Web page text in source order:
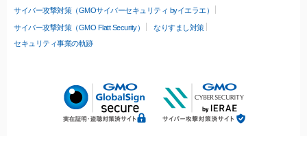
サイバー攻撃対策（GMOサイバーセキュリティ byイエラエ）
サイバー攻撃対策（GMO Flatt Security）
なりすまし対策
セキュリティ事業の軌跡